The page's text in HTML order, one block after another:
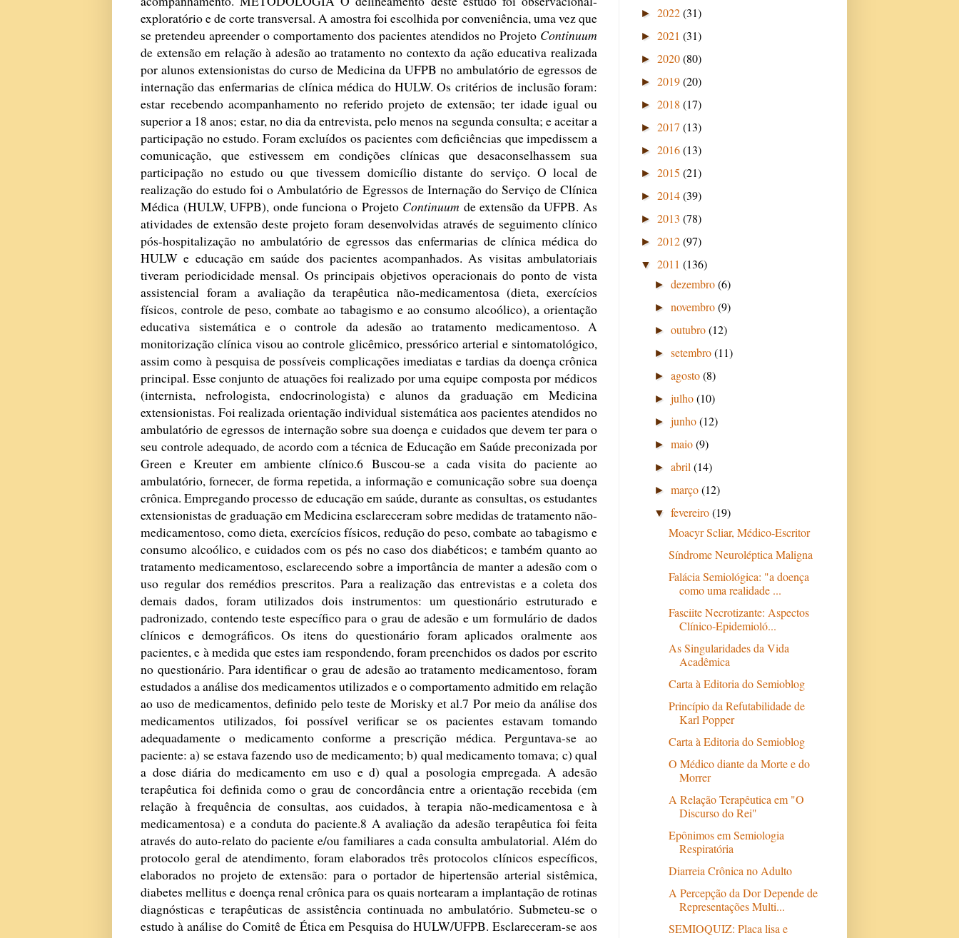
exploratório e de corte transversal. A amostra foi escolhida por conveniência, uma vez que
se pretendeu apreender o comportamento dos pacientes atendidos no Projeto Continuum
de extensão em relação à adesão ao tratamento no contexto da ação educativa realizada
por alunos extensionistas do curso de Medicina da UFPB no ambulatório de egressos de
internação das enfermarias de clínica médica do HULW. Os critérios de inclusão foram:
estar recebendo acompanhamento no referido projeto de extensão; ter idade igual ou
superior a 18 anos; estar, no dia da entrevista, pelo menos na segunda consulta; e aceitar a
participação no estudo. Foram excluídos os pacientes com deficiências que impedissem a
comunicação, que estivessem em condições clínicas que desaconselhassem sua
participação no estudo ou que tivessem domicílio distante do serviço. O local de
realização do estudo foi o Ambulatório de Egressos de Internação do Serviço de Clínica
Médica (HULW, UFPB), onde funciona o ProjetoContinuum de extensão da UFPB. As
atividades de extensão deste projeto foram desenvolvidas através de seguimento clínico
pós-hospitalização no ambulatório de egressos das enfermarias de clínica médica do
HULW e educação em saúde dos pacientes acompanhados. As visitas ambulatoriais
tiveram periodicidade mensal. Os principais objetivos operacionais do ponto de vista
assistencial foram a avaliação da terapêutica não-medicamentosa (dieta, exercícios
físicos, controle de peso, combate ao tabagismo e ao consumo alcoólico), a orientação
educativa sistemática e o controle da adesão ao tratamento medicamentoso. A
monitorização clínica visou ao controle glicêmico, pressórico arterial e sintomatológico,
assim como à pesquisa de possíveis complicações imediatas e tardias da doença crônica
principal. Esse conjunto de atuações foi realizado por uma equipe composta por médicos
(internista, nefrologista, endocrinologista) e alunos da graduação em Medicina
extensionistas. Foi realizada orientação individual sistemática aos pacientes atendidos no
ambulatório de egressos de internação sobre sua doença e cuidados que devem ter para o
seu controle adequado, de acordo com a técnica de Educação em Saúde preconizada por
Green e Kreuter em ambiente clínico.6 Buscou-se a cada visita do paciente ao
ambulatório, fornecer, de forma repetida, a informação e comunicação sobre sua doença
crônica. Empregando processo de educação em saúde, durante as consultas, os estudantes
extensionistas de graduação em Medicina esclareceram sobre medidas de tratamento não-
medicamentoso, como dieta, exercícios físicos, redução do peso, combate ao tabagismo e
consumo alcoólico, e cuidados com os pés no caso dos diabéticos; e também quanto ao
tratamento medicamentoso, esclarecendo sobre a importância de manter a adesão com o
uso regular dos remédios prescritos. Para a realização das entrevistas e a coleta dos
demais dados, foram utilizados dois instrumentos: um questionário estruturado e
padronizado, contendo teste específico para o grau de adesão e um formulário de dados
clínicos e demográficos. Os itens do questionário foram aplicados oralmente aos
pacientes, e à medida que estes iam respondendo, foram preenchidos os dados por escrito
no questionário. Para identificar o grau de adesão ao tratamento medicamentoso, foram
estudados a análise dos medicamentos utilizados e o comportamento admitido em relação
ao uso de medicamentos, definido pelo teste de Morisky et al.7 Por meio da análise dos
medicamentos utilizados, foi possível verificar se os pacientes estavam tomando
adequadamente o medicamento conforme a prescrição médica. Perguntava-se ao
paciente: a) se estava fazendo uso de medicamento; b) qual medicamento tomava; c) qual
a dose diária do medicamento em uso e d) qual a posologia empregada. A adesão
terapêutica foi definida como o grau de concordância entre a orientação recebida (em
relação à frequência de consultas, aos cuidados, à terapia não-medicamentosa e à
medicamentosa) e a conduta do paciente.8 A avaliação da adesão terapêutica foi feita
através do auto-relato do paciente e/ou familiares a cada consulta ambulatorial. Além do
protocolo geral de atendimento, foram elaborados três protocolos clínicos específicos,
elaborados no projeto de extensão: para o portador de hipertensão arterial sistêmica,
diabetes mellitus e doença renal crônica para os quais nortearam a implantação de rotinas
diagnósticas e terapêuticas de assistência continuada no ambulatório. Submeteu-se o
estudo à análise do Comitê de Ética em Pesquisa do HULW/UFPB. Esclareceram-se aos
► 2022(31)
► 2021 (31)
► 2020(80)
► 2019(20)
► 2018 (17)
► 2017 (13)
► 2016(13)
► 2015 (21)
► 2014(39)
► 2013 (78)
► 2012(97)
▼ 2011 (136)
►dezembro(6)
►novembro(9)
►outubro(12)
►setembro(11)
►agosto(8)
►julho(10)
►junho(12)
►maio(9)
►abril(14)
►março(12)
▼fevereiro(19)
Moacyr Scliar, Médico-Escritor
Síndrome Neuroléptica Maligna
Falácia Semiológica: "a doença
como uma realidade ...
Fasciite Necrotizante: Aspectos
Clínico-Epidemioló...
As Singularidades da Vida
Acadêmica
Carta à Editoria do Semioblog
Princípio da Refutabilidade de
Karl Popper‏
Carta à Editoria do Semioblog
O Médico diante da Morte e do
Morrer
A Relação Terapêutica em "O
Discurso do Rei"
Epônimos em Semiologia
Respiratória
Diarreia Crônica no Adulto
A Percepção da Dor Depende de
Representações Multi...
SEMIOQUIZ: Placa lisa e